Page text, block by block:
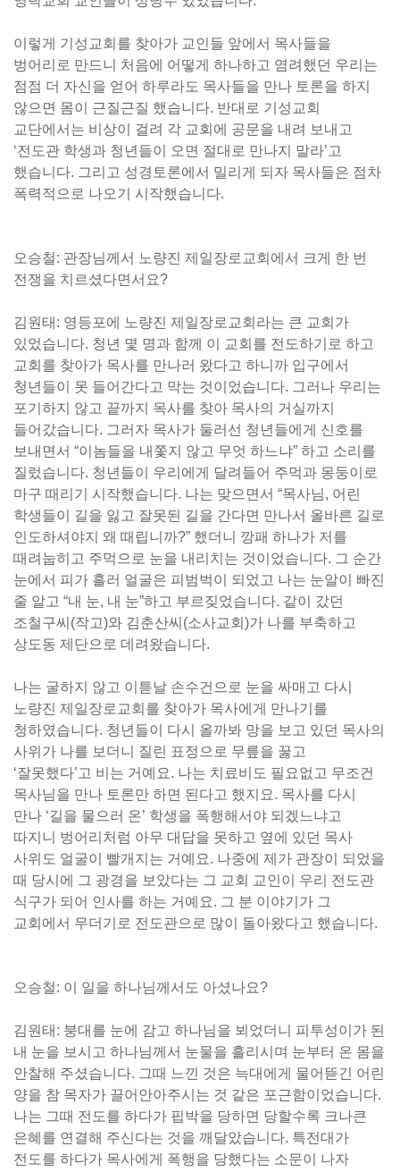
이렇게 기성교회를 찾아가 교인들 앞에서 목사들을
벙어리로 만드니 처음에 어떻게 하나하고 염려했던 우리는
점점 더 자신을 얻어 하루라도 목사들을 만나 토론을 하지
않으면 몸이 근질근질 했습니다. 반대로 기성교회
교단에서는 비상이 걸려 각 교회에 공문을 내려 보내고
‘전도관 학생과 청년들이 오면 절대로 만나지 말라’고
했습니다. 그리고 성경토론에서 밀리게 되자 목사들은 점차
폭력적으로 나오기 시작했습니다.
오승철: 관장님께서 노량진 제일장로교회에서 크게 한 번
전쟁을 치르셨다면서요?
김원태: 영등포에 노량진 제일장로교회라는 큰 교회가
있었습니다. 청년 몇 명과 함께 이 교회를 전도하기로 하고
교회를 찾아가 목사를 만나러 왔다고 하니까 입구에서
청년들이 못 들어간다고 막는 것이었습니다. 그러나 우리는
포기하지 않고 끝까지 목사를 찾아 목사의 거실까지
들어갔습니다. 그러자 목사가 둘러선 청년들에게 신호를
보내면서 “이놈들을 내쫓지 않고 무엇 하느냐” 하고 소리를
질렀습니다. 청년들이 우리에게 달려들어 주먹과 몽둥이로
마구 때리기 시작했습니다. 나는 맞으면서 “목사님, 어린
학생들이 길을 잃고 잘못된 길을 간다면 만나서 올바른 길로
인도하셔야지 왜 때립니까?” 했더니 깡패 하나가 저를
때려눕히고 주먹으로 눈을 내리치는 것이었습니다. 그 순간
눈에서 피가 흘러 얼굴은 피범벅이 되었고 나는 눈알이 빠진
줄 알고 “내 눈, 내 눈”하고 부르짖었습니다. 같이 갔던
조철구씨(작고)와 김춘산씨(소사교회)가 나를 부축하고
상도동 제단으로 데려왔습니다.
나는 굴하지 않고 이튿날 손수건으로 눈을 싸매고 다시
노량진 제일장로교회를 찾아가 목사에게 만나기를
청하였습니다. 청년들이 다시 올까봐 망을 보고 있던 목사의
사위가 나를 보더니 질린 표정으로 무릎을 꿇고
‘잘못했다’고 비는 거예요. 나는 치료비도 필요없고 무조건
목사님을 만나 토론만 하면 된다고 했지요. 목사를 다시
만나 ‘길을 물으러 온’ 학생을 폭행해서야 되겠느냐고
따지니 벙어리처럼 아무 대답을 못하고 옆에 있던 목사
사위도 얼굴이 빨개지는 거예요. 나중에 제가 관장이 되었을
때 당시에 그 광경을 보았다는 그 교회 교인이 우리 전도관
식구가 되어 인사를 하는 거예요. 그 분 이야기가 그
교회에서 무더기로 전도관으로 많이 돌아왔다고 했습니다.
오승철: 이 일을 하나님께서도 아셨나요?
김원태: 붕대를 눈에 감고 하나님을 뵈었더니 피투성이가 된
내 눈을 보시고 하나님께서 눈물을 흘리시며 눈부터 온 몸을
안찰해 주셨습니다. 그때 느낀 것은 늑대에게 물어뜯긴 어린
양을 참 목자가 끌어안아주시는 것 같은 포근함이었습니다.
나는 그때 전도를 하다가 핍박을 당하면 당할수록 크나큰
은혜를 연결해 주신다는 것을 깨달았습니다. 특전대가
전도를 하다가 목사에게 폭행을 당했다는 소문이 나자